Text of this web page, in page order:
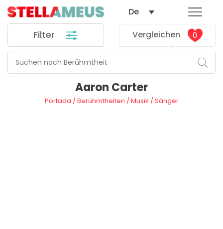
Filter Vergleichen 0
De
Aaron Carter
Portada /Berühmtheiten /Musik /Sänger